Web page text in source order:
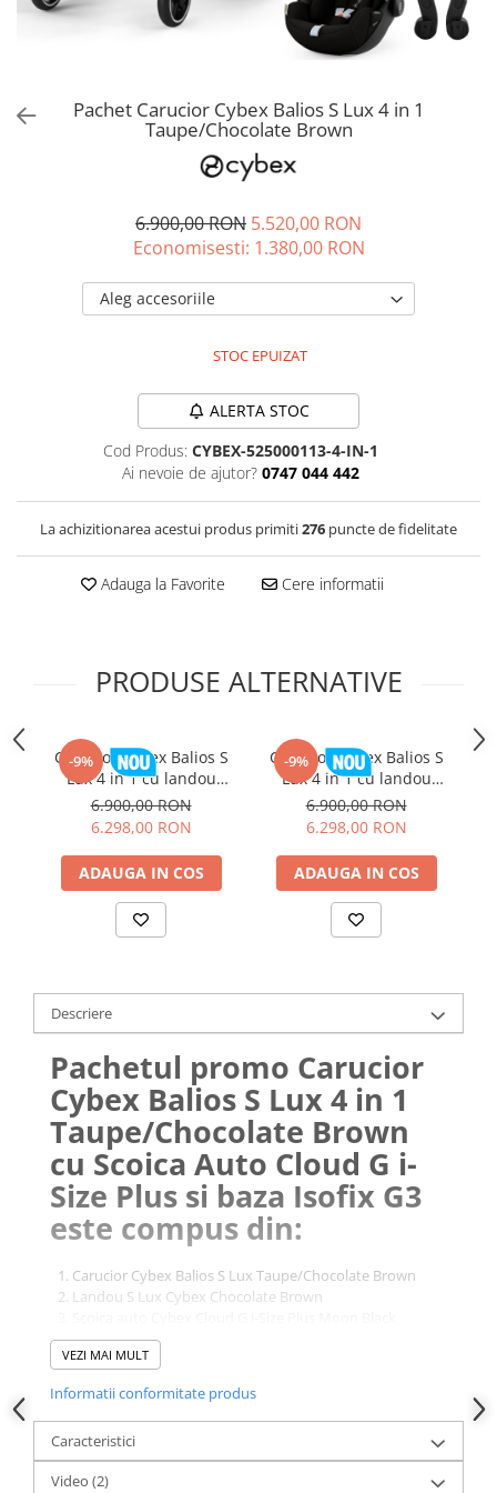
Decoratiuni
Jucarii electronice
Pachet Carucior Cybex Balios S Lux 4 in 1
Taupe/Chocolate Brown
6.900,00 RON 5.520,00 RON
Economisesti: 1.380,00 RON
Aleg accesoriile
STOC EPUIZAT
ALERTA STOC
Cod Produs: CYBEX-525000113-4-IN-1
Ai nevoie de ajutor? 0747 044 442
La achizitionarea acestui produs primiti276 puncte de fidelitate
Adauga la Favorite Cere informatii
PRODUSE ALTERNATIVE
-9%
Carucior Cybex Balios S
Lux 4 in 1 cu landou
pliabil Almond Beige
2026
6.900,00 RON
6.298,00 RON
ADAUGA IN COS
-9%
Carucior Cybex Balios S
Lux 4 in 1 cu landou
pliabil Chocolate Brown
2026
6.900,00 RON
6.298,00 RON
ADAUGA IN COS
Descriere
Pachetul promo Carucior
Cybex Balios S Lux 4 in 1
Taupe/Chocolate Brown
cu Scoica Auto Cloud G i-
Size Plus si baza Isofix G3
este compus din:
Carucior Cybex Balios S Lux Taupe/Chocolate Brown
Landou S Lux Cybex Chocolate Brown
Baza Isofix G3
Adaptori scaun auto Cybex carucior Balios S Lux
Pentru a se putea monta pe cadrul caruciorului, pachetul
include adaptoarele pentru scoica auto Cybex, compatibile
cu caruciorul Balios S Lux.
VEZI MAI MULT
Informatii conformitate produs
Caracteristici
Video (2)